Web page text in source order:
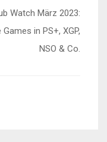
Watch März 2023:
Games in PS+, XGP,
NSO & Co.